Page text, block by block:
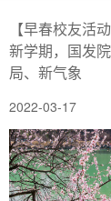
【早春校友活
新学期，国发
局、新气象
2022-03-17